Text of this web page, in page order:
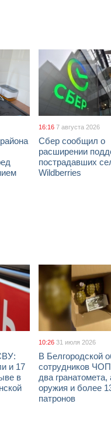
16:16 7 августа 2026
Сбер сообщил о
расширении
пострадавших
Wildberries
и 17
в
10:26 31 июля 2026
В Белгородской
сотрудников
два гранатомета,
оружия и более
патронов